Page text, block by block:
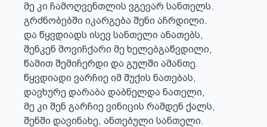
მე კი ჩამოღვენთლის ვგევარ სანთელს.
გრძნობებში იკარგება შენი აჩრდილი.
და წყვდიადს ისევ სანთელი ანათებს,
შენკენ მოვიჩქარი მე ხელებგაწვდილი,
წამით შემიჩერდი და გულში ამანთე.
წყვდიადი ვარჩიე იმ შუქის ნათებას,
დავხურე დარაბა დაბნელდა ნათელი,
მე კი შენ გარჩიე ვინიცის რამდენ ქალს,
შენში დავინახე, ანთებული სანთელი.